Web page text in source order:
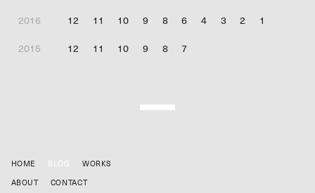
2016 12 11 10 9 8 6 4 3 2 1
2015 12 11 10 9 8 7
HOME BLOG
WORKS
ABOUT
CONTACT